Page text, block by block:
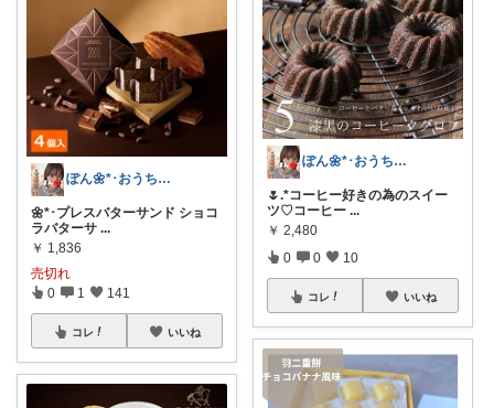
ぽん🌼*･おうちカフェꕤ︎︎·͜·☕
🌼*･プレスバターサンド ショコ
ラバターサ ...
￥ 1,836
売切れ
0 1 141
コレ いいね
ぽん🌼*･おうちカフェꕤ︎︎·͜·☕
🌷.*コーヒー好きの為のスイー
ツ♡コーヒー ...
￥ 2,480
0 0 10
コレ いいね